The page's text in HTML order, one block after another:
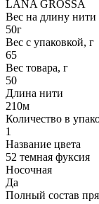
LANA GROSSA
Вес на длину нити
50г
Вес с упаковкой, г
65
Вес товара, г
50
Длина нити
210м
Количество в
1
Название цвета
52 темная фуксия
Носочная
Да
Полный состав